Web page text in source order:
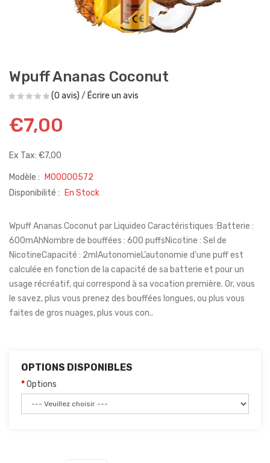
Wpuff Ananas Coconut
(0 avis) / Écrire un avis
€7,00
Ex Tax: €7,00
Modèle :
M00000572
Disponibilité :
En Stock
Wpuff Ananas Coconut par Liquideo Caractéristiques :Batterie :
600mAhNombre de bouffées : 600 puffsNicotine : Sel de
NicotineCapacité : 2mlAutonomieL’autonomie d’une puff est
calculée en fonction de la capacité de sa batterie et pour un
usage récréatif, qui correspond à sa vocation première. Or, vous
le savez, plus vous prenez des bouffées longues, ou plus vous
faites de gros nuages, plus vous con..
OPTIONS DISPONIBLES
Options